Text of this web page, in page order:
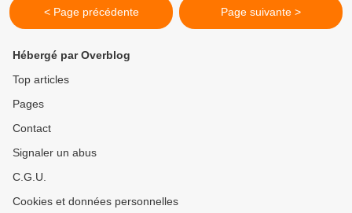
< Page précédente Page suivante >
Hébergé par Overblog
Top articles
Pages
Contact
Signaler un abus
C.G.U.
Cookies et données personnelles